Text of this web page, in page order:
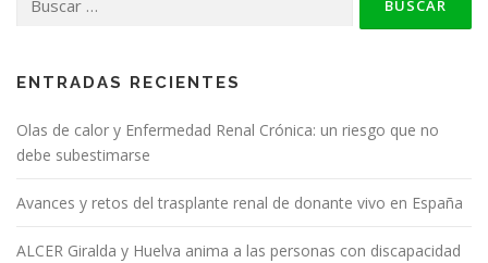
ENTRADAS RECIENTES
Olas de calor y Enfermedad Renal Crónica: un riesgo que no
debe subestimarse
Avances y retos del trasplante renal de donante vivo en España
ALCER Giralda y Huelva anima a las personas con discapacidad